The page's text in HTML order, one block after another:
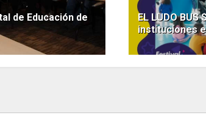
de Educación de
EL LUDO
instituciones